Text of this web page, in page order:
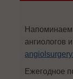
ангиологов
Ежегодное